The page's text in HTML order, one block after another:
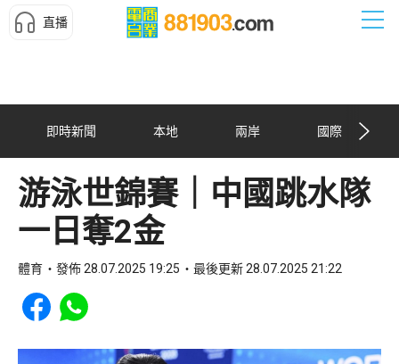
直播
即時新聞 本地 兩岸 國際
游泳世錦賽｜中國跳水隊
一日奪2金
體育 發佈 28.07.2025 19:25 最後更新 28.07.2025 21:22
Share to Facebook
Share to WhatsApp